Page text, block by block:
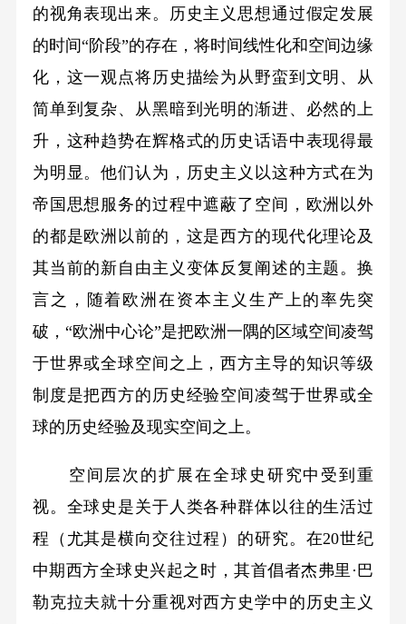
的视角表现出来。历史主义思想通过假定发展
的时间“阶段”的存在，将时间线性化和空间边缘
化，这一观点将历史描绘为从野蛮到文明、从
简单到复杂、从黑暗到光明的渐进、必然的上
升，这种趋势在辉格式的历史话语中表现得最
为明显。他们认为，历史主义以这种方式在为
帝国思想服务的过程中遮蔽了空间，欧洲以外
的都是欧洲以前的，这是西方的现代化理论及
其当前的新自由主义变体反复阐述的主题。换
言之，随着欧洲在资本主义生产上的率先突
破，“欧洲中心论”是把欧洲一隅的区域空间凌驾
于世界或全球空间之上，西方主导的知识等级
制度是把西方的历史经验空间凌驾于世界或全
球的历史经验及现实空间之上。
空间层次的扩展在全球史研究中受到重
视。全球史是关于人类各种群体以往的生活过
程（尤其是横向交往过程）的研究。在20世纪
中期西方全球史兴起之时，其首倡者杰弗里·巴
勒克拉夫就十分重视对西方史学中的历史主义